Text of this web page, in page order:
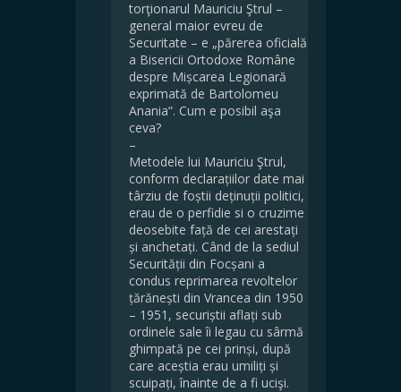
torţionarul Mauriciu Ştrul –
general maior evreu de
Securitate – e „părerea oficială
a Bisericii Ortodoxe Române
despre Mișcarea Legionară
exprimată de Bartolomeu
Anania“. Cum e posibil aşa
ceva?
–
Metodele lui Mauriciu Ştrul,
conform declarațiilor date mai
târziu de foștii deținuții politici,
erau de o perfidie si o cruzime
deosebite față de cei arestați
și anchetați. Când de la sediul
Securității din Focșani a
condus reprimarea revoltelor
țărănești din Vrancea din 1950
– 1951, securiștii aflați sub
ordinele sale îi legau cu sârmă
ghimpată pe cei prinși, după
care aceștia erau umiliți și
scuipați, înainte de a fi ucişi.